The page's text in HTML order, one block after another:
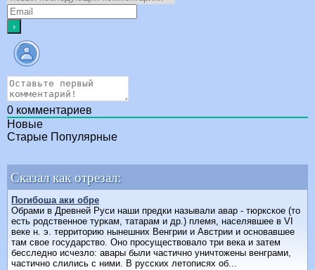
0 комментариев
Новые
Старые Популярные
Сказал как отрезал:
Погибоша аки обре
Обрами в Древней Руси наши предки называли авар - тюркское (то
есть родственное туркам, татарам и др.) племя, населявшее в VI
веке н. э. территорию нынешних Венгрии и Австрии и основавшее
там свое государство. Оно просуществовало три века и затем
бесследно исчезло: авары были частично уничтожены венграми,
частично слились с ними. В русских летописях об...